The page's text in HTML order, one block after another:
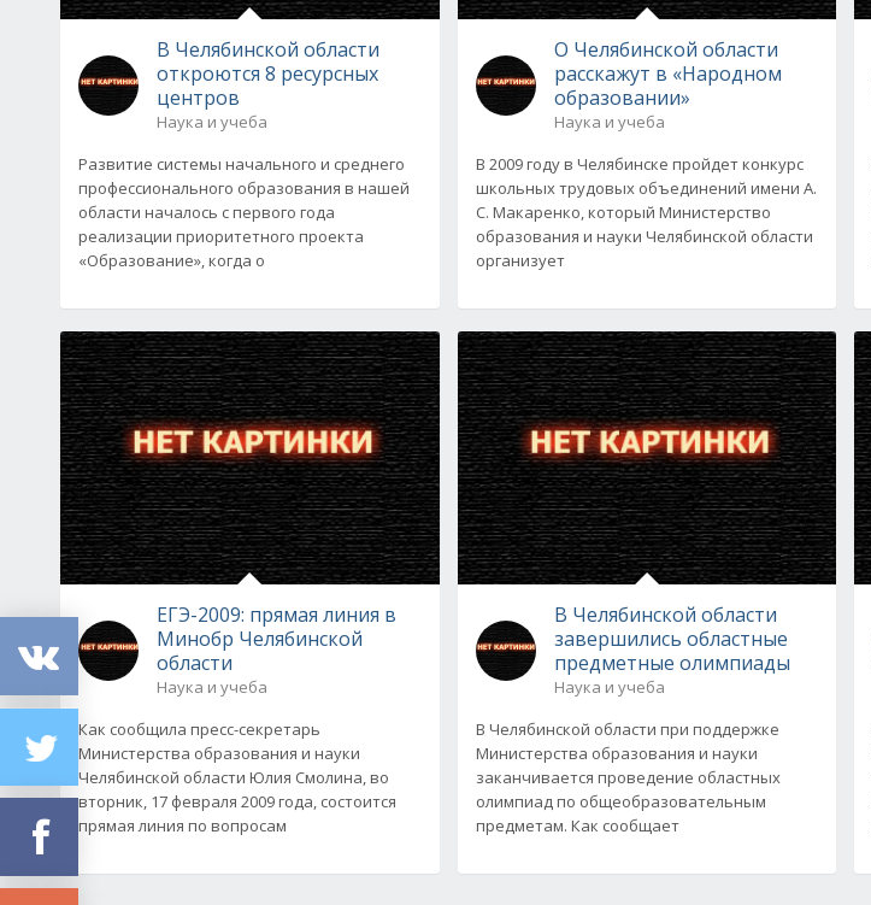
В Челябинской области
откроются 8 ресурсных
центров
Наука и учеба
Развитие системы начального и среднего
профессионального образования в нашей
области началось с первого года
реализации приоритетного проекта
«Образование», когда о
ЕГЭ-2009: прямая линия в
Минобр Челябинской
области
Наука и учеба
Как сообщила пресс-секретарь
Министерства образования и науки
Челябинской области Юлия Смолина, во
вторник, 17 февраля 2009 года, состоится
прямая линия по вопросам
О Челябинской области
расскажут в «Народном
образовании»
Наука и учеба
В 2009 году в Челябинске пройдет конкурс
школьных трудовых объединений имени А.
С. Макаренко, который Министерство
образования и науки Челябинской области
организует
В Челябинской области
завершились областные
предметные олимпиады
Наука и учеба
В Челябинской области при поддержке
Министерства образования и науки
заканчивается проведение областных
олимпиад по общеобразовательным
предметам. Как сообщает